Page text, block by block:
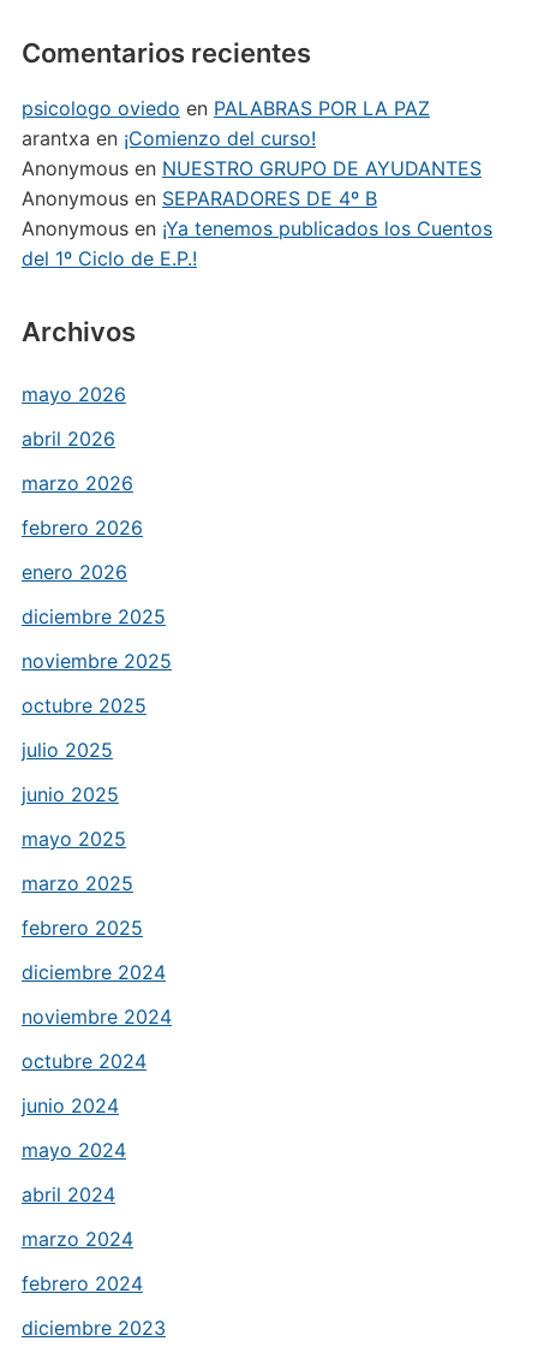
Comentarios recientes
psicologo oviedo en PALABRAS POR LA PAZ
arantxa en ¡Comienzo del curso!
Anonymousen NUESTRO GRUPO DE AYUDANTES
Anonymousen SEPARADORES DE 4º B
Anonymousen ¡Ya tenemos publicados los Cuentos
del 1º Ciclo de E.P.!
Archivos
mayo 2026
abril 2026
marzo 2026
febrero 2026
enero 2026
diciembre 2025
noviembre 2025
octubre 2025
julio 2025
junio 2025
mayo 2025
marzo 2025
febrero 2025
diciembre 2024
noviembre 2024
octubre 2024
junio 2024
mayo 2024
abril 2024
marzo 2024
febrero 2024
diciembre 2023